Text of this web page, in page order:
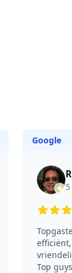
Google
5 out of
vriendelijk,
Top